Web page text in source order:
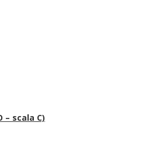
– scala C)